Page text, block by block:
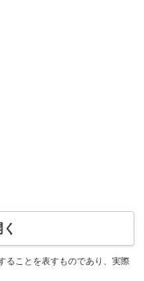
ることを表すものであり、実際